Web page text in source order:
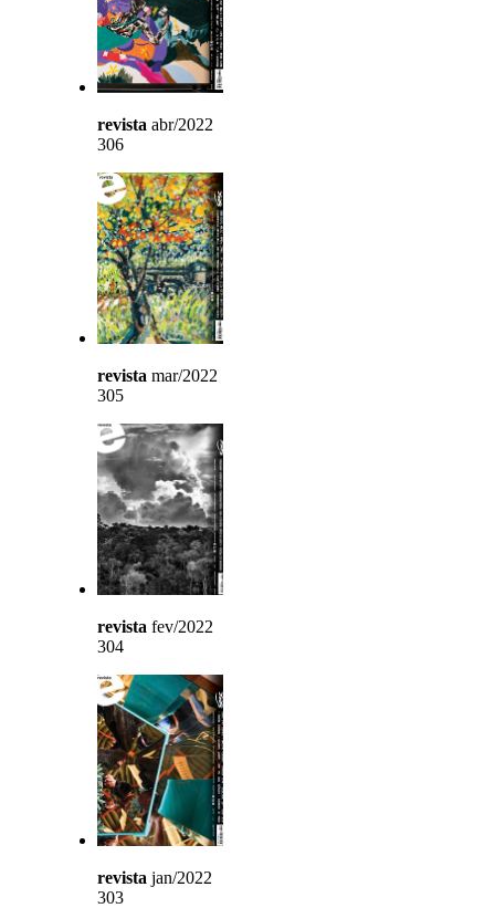
revista abr/2022
306
revista mar/2022
305
revista fev/2022
304
revista jan/2022
303